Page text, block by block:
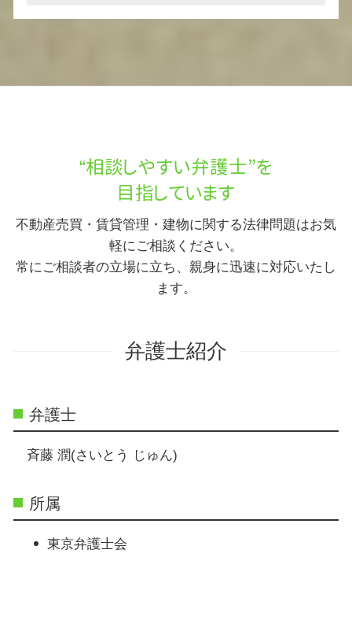
“相談しやすい弁護士”を
目指しています
不動産売買・賃貸管理・建物に関する法律問題はお気
軽にご相談ください。
常にご相談者の立場に立ち、親身に迅速に対応いたし
ます。
弁護士紹介
弁護士
斉藤 潤(さいとう じゅん)
所属
東京弁護士会